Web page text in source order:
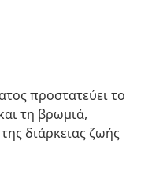
προστατεύει το
τη βρωμιά,
διάρκειας ζωής